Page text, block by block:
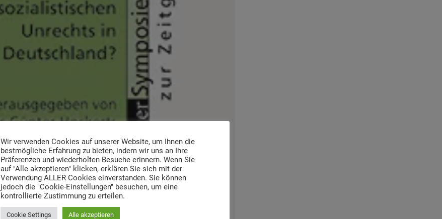
Wir verwenden Cookies auf unserer Website, um Ihnen die
bestmögliche Erfahrung zu bieten, indem wir uns an Ihre
Präferenzen und wiederholten Besuche erinnern. Wenn Sie
auf "Alle akzeptieren" klicken, erklären Sie sich mit der
Verwendung ALLER Cookies einverstanden. Sie können
jedoch die "Cookie-Einstellungen" besuchen, um eine
kontrollierte Zustimmung zu erteilen.
Cookie Settings Alle akzeptieren